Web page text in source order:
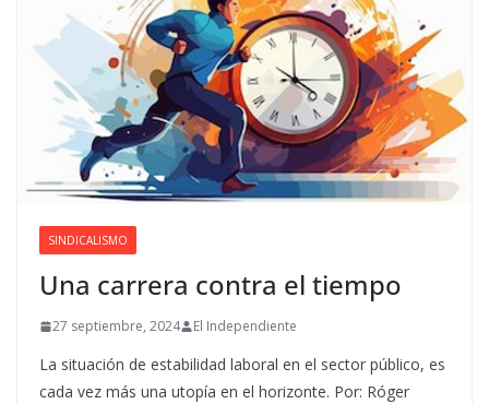
SINDICALISMO
Una carrera contra el tiempo
27 septiembre, 2024 El Independiente
La situación de estabilidad laboral en el sector público, es
cada vez más una utopía en el horizonte. Por: Róger